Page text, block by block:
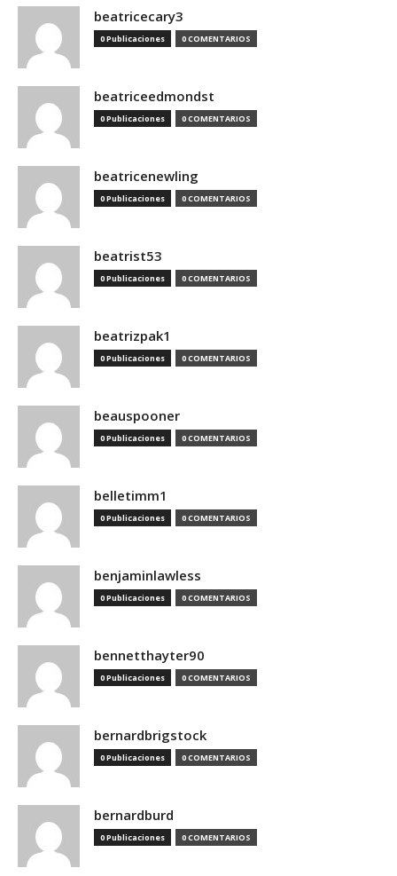
beatricecary3
0 Publicaciones 0 COMENTARIOS
beatriceedmondst
0 Publicaciones 0 COMENTARIOS
beatricenewling
0 Publicaciones 0 COMENTARIOS
beatrist53
0 Publicaciones 0 COMENTARIOS
beatrizpak1
0 Publicaciones 0 COMENTARIOS
beauspooner
0 Publicaciones 0 COMENTARIOS
belletimm1
0 Publicaciones 0 COMENTARIOS
benjaminlawless
0 Publicaciones 0 COMENTARIOS
bennetthayter90
0 Publicaciones 0 COMENTARIOS
bernardbrigstock
0 Publicaciones 0 COMENTARIOS
bernardburd
0 Publicaciones 0 COMENTARIOS